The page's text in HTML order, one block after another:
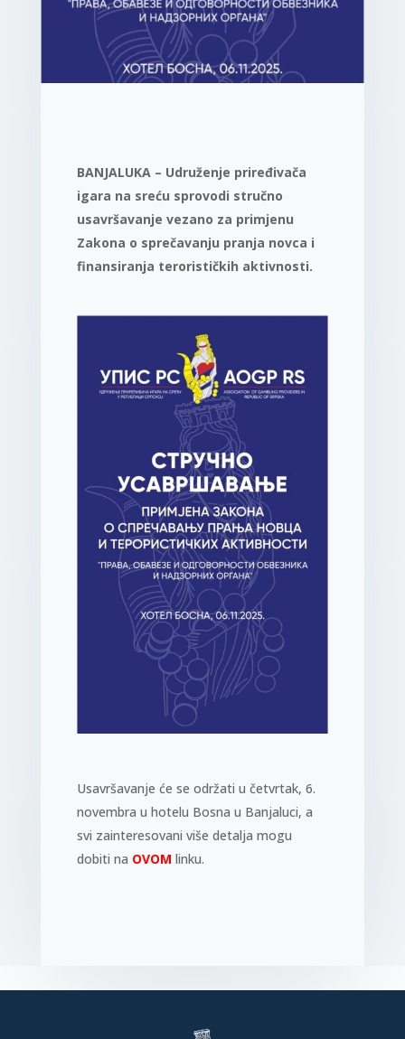
BANJALUKA – Udruženje priređivača
igara na sreću sprovodi stručno
usavršavanje vezano za primjenu
Zakona o sprečavanju pranja novca i
finansiranja terorističkih aktivnosti.
Usavršavanje će se održati u četvrtak, 6.
novembra u hotelu Bosna u Banjaluci, a
svi zainteresovani više detalja mogu
dobiti na OVOM linku.